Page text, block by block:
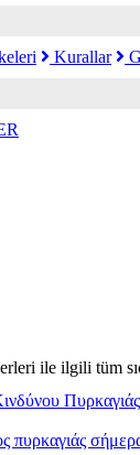
Kurallar
ile ilgili tüm
Πυρκαγιάς
πυρκαγιάς